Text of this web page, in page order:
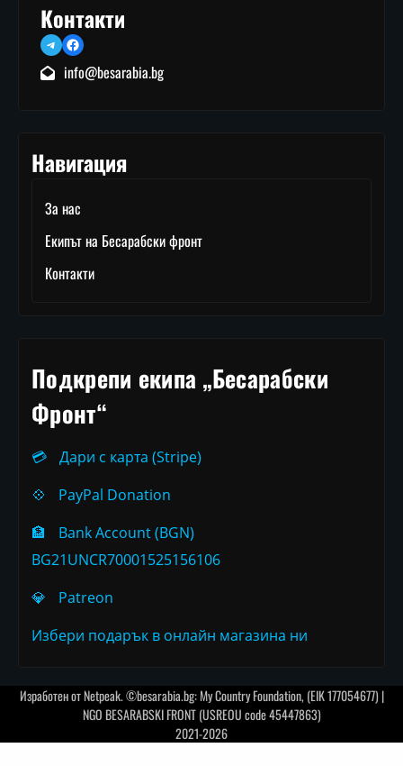
Контакти
TelegramFacebook
info@besarabia.bg
Навигация
За нас
Екипът на Бесарабски фронт
Контакти
Подкрепи екипа „Бесарабски
Фронт“
💳
Дари с карта (Stripe)
💠
PayPal Donation
🏦
Bank Account (BGN)
BG21UNCR70001525156106
💎
Patreon
Избери подарък в онлайн магазина ни
Изработен отNetpeak. ©besarabia.bg: My Country Foundation, (EIK 177054677) |
NGO BESARABSKI FRONT (USREOU code 45447863)
2021-2026